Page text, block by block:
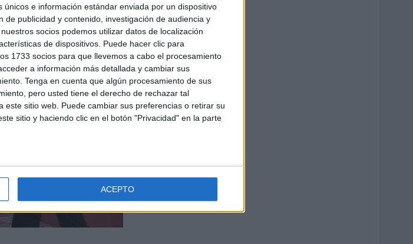
e información estándar enviada por un dispositivo
publicidad y contenido, investigación de audiencia y
socios podemos utilizar datos de localización
de dispositivos. Puede hacer clic para
1733 socios para que llevemos a cabo el procesamiento
a información más detallada y cambiar sus
Tenga en cuenta que algún procesamiento de sus
pero usted tiene el derecho de rechazar tal
sitio web. Puede cambiar sus preferencias o retirar su
sitio y haciendo clic en el botón "Privacidad" en la parte
ACEPTO